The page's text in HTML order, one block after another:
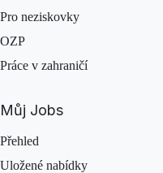
Pro neziskovky
OZP
Práce v zahraničí
Můj Jobs
Přehled
Uložené nabídky